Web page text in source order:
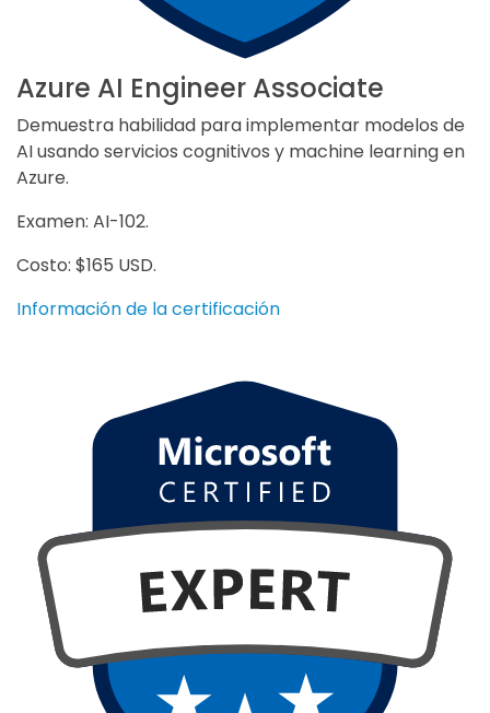
Azure AI Engineer Associate
Demuestra habilidad para implementar modelos de
AI usando servicios cognitivos y machine learning en
Azure.
Examen: AI-102.
Costo: $165 USD.
Información de la certificación